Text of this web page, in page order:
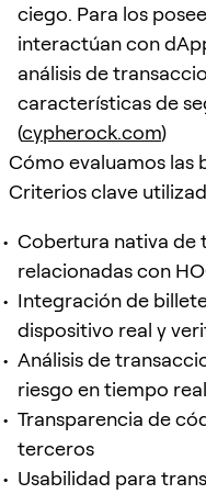
ciego. Para los
interactúan con
análisis de
características de
(cypherock.com)
Cómo evaluamos las
Criterios clave
Cobertura nativa de
relacionadas con
Integración de
dispositivo real y
Análisis de
riesgo en tiempo real
Transparencia de
terceros
Usabilidad para